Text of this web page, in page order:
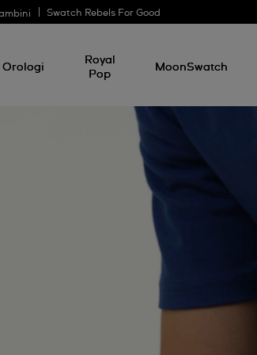
Swatch Rebels For Good
Orologi
Royal
Pop
MoonSwatch